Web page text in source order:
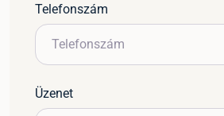
Telefonszám
Üzenet